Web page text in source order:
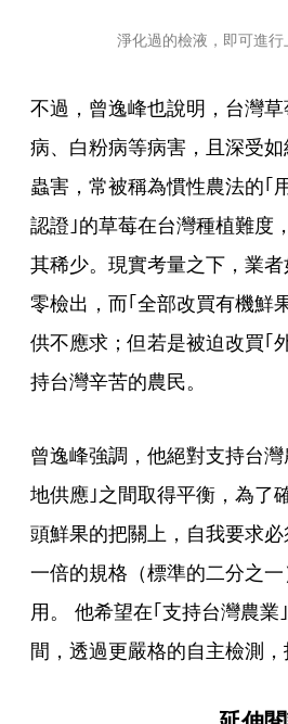
淨化過的檢液，即可進行
不過，曾逸峰也說明，台灣
病、白粉病等病害，且深受
蟲害，常被稱為慣性農法的｢
認證｣的草莓在台灣種植難度
其稀少。現實考量之下，業
零檢出，而｢全部改買有機鮮
供不應求；但若是被迫改買｢
持台灣辛苦的農民。
曾逸峰強調，他絕對支持台
地供應｣之間取得平衡，為了
頭鮮果的把關上，自我要求
一倍的規格（標準的二分之
用。 他希望在｢支持台灣農業
間，透過更嚴格的自主檢測，